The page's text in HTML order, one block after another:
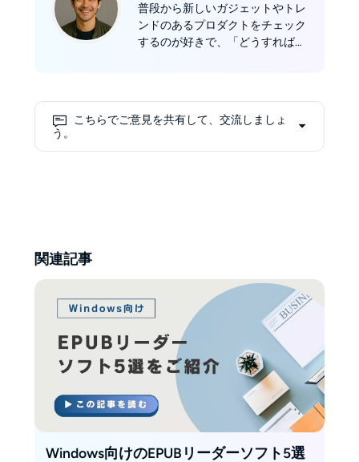
普段から新しいガジェットやトレ
ンドのあるプロダクトをチェック
するのが好きで、「どうすれば読
有しながら、読書を通して新しい
て、豊かな読書体験を実現するた
めの知識と情報をわかりやすく発
信しています。
こちらでご意見を共有して、交流しましょ
う。
関連記事
Windows向けのEPUBリーダーソフト5選